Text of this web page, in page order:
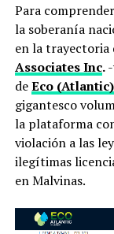
Para
la soberanía
en la trayectoria
Associates Inc.
deEco
gigantesco
la plataforma
violación a las
ilegítimas
en Malvinas.